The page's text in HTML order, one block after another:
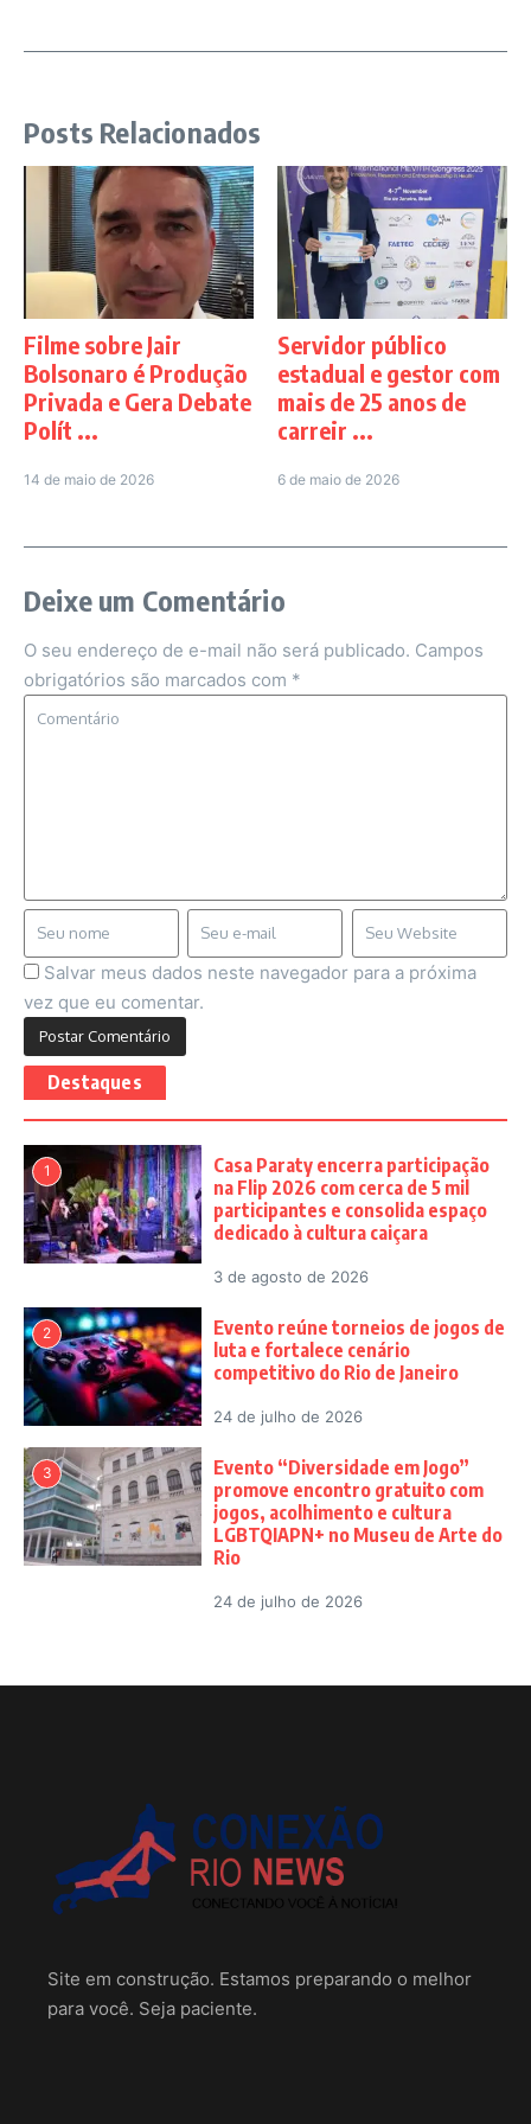
Posts Relacionados
Filme sobre Jair
Bolsonaro é Produção
Privada e Gera Debate
Polít ...
14 de maio de 2026
Servidor público
estadual e gestor com
mais de 25 anos de
carreir ...
6 de maio de 2026
Deixe um Comentário
O seu endereço de e-mail não será publicado. Campos
obrigatórios são marcados com *
Salvar meus dados neste navegador para a próxima
vez que eu comentar.
Destaques
1
Casa Paraty encerra participação
na Flip 2026 com cerca de 5 mil
participantes e consolida espaço
dedicado à cultura caiçara
3 de agosto de 2026
2
Evento reúne torneios de jogos de
luta e fortalece cenário
competitivo do Rio de Janeiro
24 de julho de 2026
3
Evento “Diversidade em Jogo”
promove encontro gratuito com
jogos, acolhimento e cultura
LGBTQIAPN+ no Museu de Arte do
Rio
24 de julho de 2026
Site em construção. Estamos preparando o melhor
para você. Seja paciente.